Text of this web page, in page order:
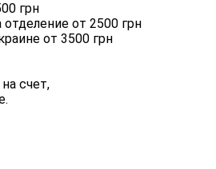
грн
от 2500 грн
от 3500 грн
счет,